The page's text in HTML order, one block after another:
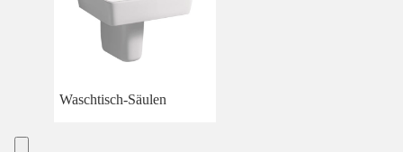
Waschtisch-Säulen